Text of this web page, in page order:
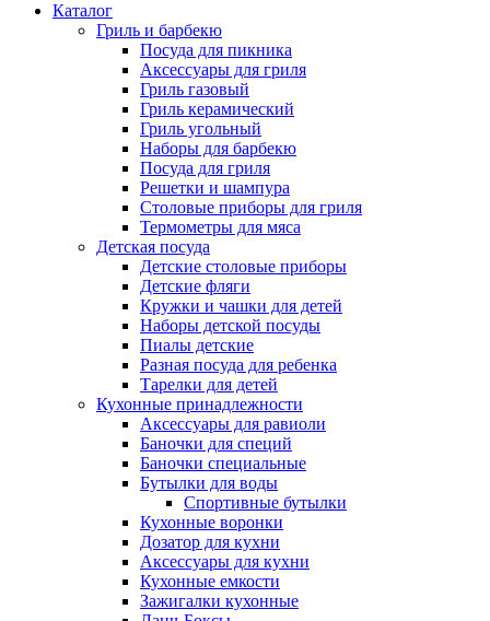
Каталог
Гриль и барбекю
Посуда для пикника
Аксессуары для гриля
Гриль газовый
Гриль керамический
Гриль угольный
Наборы для барбекю
Посуда для гриля
Решетки и шампура
Столовые приборы для гриля
Термометры для мяса
Детская посуда
Детские столовые приборы
Детские фляги
Кружки и чашки для детей
Наборы детской посуды
Пиалы детские
Разная посуда для ребенка
Тарелки для детей
Кухонные принадлежности
Аксессуары для равиоли
Баночки для специй
Баночки специальные
Бутылки для воды
Спортивные бутылки
Кухонные воронки
Дозатор для кухни
Аксессуары для кухни
Кухонные емкости
Зажигалки кухонные